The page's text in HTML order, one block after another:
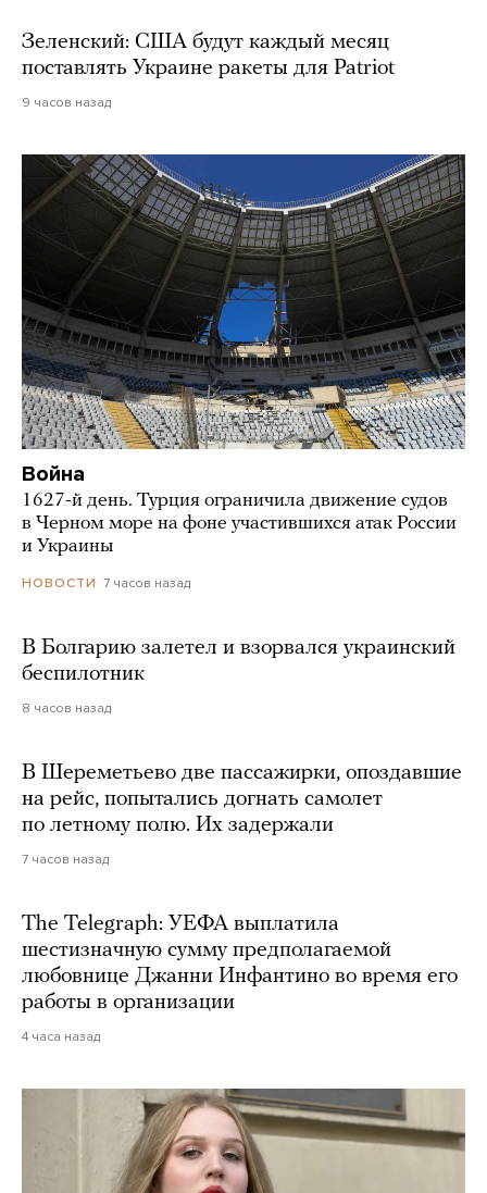
Зеленский: США будут каждый месяц
поставлять Украине ракеты для Patriot
9 часов назад
Война
1627-й день. Турция ограничила движение судов
в Черном море на фоне участившихся атак России
и Украины
НОВОСТИ 7 часов назад
В Болгарию залетел и взорвался украинский
беспилотник
8 часов назад
В Шереметьево две пассажирки, опоздавшие
на рейс, попытались догнать самолет
по летному полю. Их задержали
7 часов назад
The Telegraph: УЕФА выплатила
шестизначную сумму предполагаемой
любовнице Джанни Инфантино во время его
работы в организации
4 часа назад